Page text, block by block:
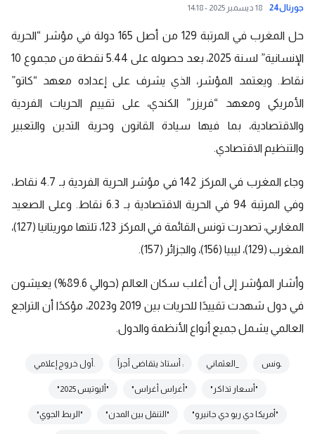
جورنال24 18 ديسمبر 2025 - 14:18
حل المغرب في المرتبة 129 من أصل 165 دولة في مؤشر “الحرية
الإنسانية” لسنة 2025، بعد حصوله على 5.44 نقطة من مجموع 10
نقاط. ويعتمد المؤشر، الذي يشرف على إعداده معهد “كاتو”
الأمريكي ومعهد “فريزر” الكندي، على تقييم الحريات الفردية
والاقتصادية، بما فيها سيادة القانون وحرية التدين والتعبير
والتنظيم الاقتصادي.
وجاء المغرب في المركز 142 في مؤشر الحرية الفردية بـ 4.7 نقاط،
وفي المرتبة 94 في الحرية الاقتصادية بـ 6.3 نقاط. وعلى الصعيد
المغاربي، تصدرت تونس القائمة في المركز 123، تلتها موريتانيا (127)،
المغرب (129)، ليبيا (156)، والجزائر (157).
وأشار المؤشر إلى أن أغلب سكان العالم (حوالي 89.6%) يعيشون
في دول شهدت تقييدًا للحريات بين 2019 و2023، مؤكدًا أن التراجع
العالمي يشمل جميع أنواع الأنظمة والدول.
ـونس _العثماني : أستاذ يتقاضى أجراً .أول خروج إعلامي
"أسعار تذاكر" "أغراس أغراس" "أليوتيس 2025"
"أمريكا دي ريو دي جانيرو" "التنقل بين المدن" "الربط الجوي"